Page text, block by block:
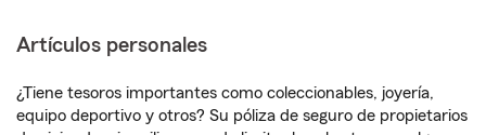
Artículos personales
¿Tiene tesoros importantes como coleccionables, joyería,
equipo deportivo y otros? Su póliza de seguro de propietarios